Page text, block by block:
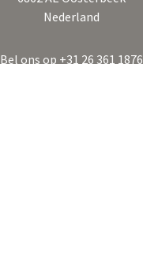
Nederland
Bel ons op +31 26 361 1876